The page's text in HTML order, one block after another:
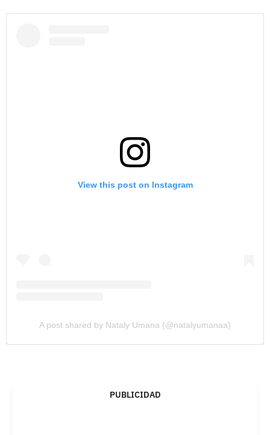
View this post on Instagram
A post shared by Nataly Umana (@natalyumanaa)
PUBLICIDAD